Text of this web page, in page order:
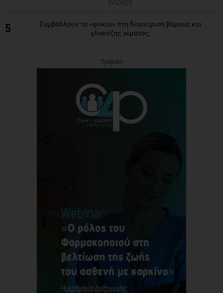
[VIDEO]
5
Συμβάλλουν τα «φύκια» στη διαχείριση βάρους και
γλυκόζης αίματος;
Προβολή